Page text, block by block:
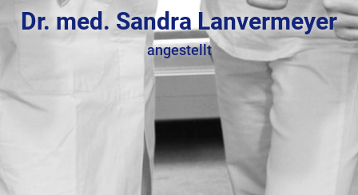
Dr. med. Sandra Lanvermeyer
angestellt